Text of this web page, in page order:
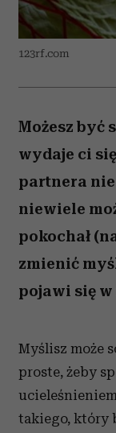
123rf.com
Możesz być
wydaje ci
partnera
niewiele
pokochał
zmienić
pojawi się
Myślisz może
proste, żeby
takiego, który